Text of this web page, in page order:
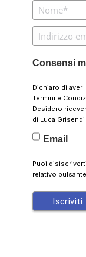
Consensi
Dichiaro di aver
Termini e
Desidero
di Luca
Email
Puoi
relativo